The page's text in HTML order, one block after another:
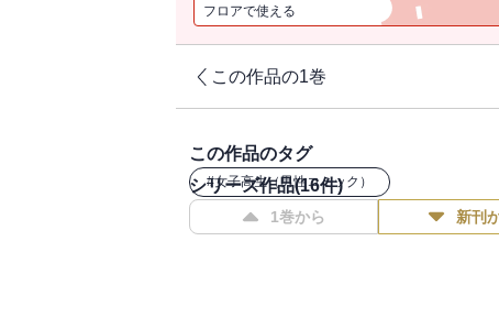
フロアで使える
この作品の1巻
この作品のタグ
#女子高生（男性コミック）
シリーズ作品(16件)
1巻から 新刊